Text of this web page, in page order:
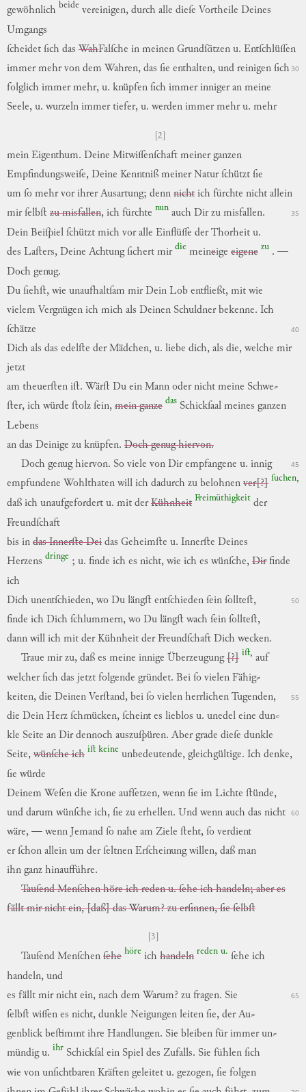
gewöhnlich beide vereinigen, durch alle dieſe Vortheile Deines
Umgangs
ſcheidet ſich das WahFalſche in meinen Grundſätzen u. Entſchlüſſen
immer mehr von dem Wahren, das ſie enthalten, und reinigen ſich 30
folglich immer mehr, u. knüpfen ſich immer inniger an meine
Seele, u. wurzeln immer tiefer, u. werden immer mehr u. mehr
[2]
mein Eigenthum. Deine Mitwiſſenſchaft meiner ganzen
Empfindungsweiſe, Deine Kenntniß meiner Natur ſchützt ſie
um ſo mehr vor ihrer Ausartung; denn nicht ich fürchte nicht allein
35
mir ſelbſt zu misfallen, ich fürchte nun auch Dir zu misfallen.
Dein Beiſpiel ſchützt mich vor alle Einflüſſe der Thorheit u.
des Laſters, Deine Achtung ſichert mir die meineige eigene zu . —
Doch genug.
Du ſiehſt, wie unaufhaltſam mir Dein Lob entfließt, mit wie
vielem Vergnügen ich mich als Deinen Schuldner bekenne. Ich
ſchätze
40
Dich als das edelſte der Mädchen, u. liebe dich, als die, welche mir
jetzt
am theuerſten iſt. Wärſt Du ein Mann oder nicht meine Schwe⸗
ſter, ich würde ſtolz ſein, mein ganze das Schickſaal meines ganzen
Lebens
an das Deinige zu knüpfen. Doch genug hiervon.
Doch genug hiervon. So viele von Dir empfangene u. innig 45
empfundene Wohlthaten will ich dadurch zu belohnen ver[?] ſuchen,
daß ich unaufgefordert u. mit derKühnheit Freimüthigkeit der
Freundſchaft
bis in das Innerſte Dei das Geheimſte u. Innerſte Deines
Herzens dringe ; u. finde ich es nicht, wie ich es wünſche, Dir finde
ich
Dich unentſchieden, wo Du längſt entſchieden ſein ſollteſt, 50
finde ich Dich ſchlummern, wo Du längſt wach ſein ſollteſt,
dann will ich mit der Kühnheit der Freundſchaft Dich wecken.
Traue mir zu, daß es meine innige Überzeugung[?] iſt, auf
welcher ſich das jetzt folgende gründet. Bei ſo vielen Fähig⸗
keiten, die Deinen Verſtand, bei ſo vielen herrlichen Tugenden, 55
die Dein Herz ſchmücken, ſcheint es lieblos u. unedel eine dun⸗
kle Seite an Dir dennoch auszuſpüren. Aber grade dieſe dunkle
Seite, wünſche ich iſt keine unbedeutende, gleichgültige. Ich denke,
ſie würde
Deinem Weſen die Krone aufſetzen, wenn ſie im Lichte ſtünde,
und darum wünſche ich, ſie zu erhellen. Und wenn auch das nicht 60
wäre, — wenn Jemand ſo nahe am Ziele ſteht, ſo verdient
er ſchon allein um der ſeltnen Erſcheinung willen, daß man
ihn ganz hinaufführe.
Tauſend Menſchen höre ich reden u. ſehe ich handeln; aber es
fällt mir nicht ein, [daß] das Warum? zu erſinnen, ſie ſelbſt
[3]
Tauſend Menſchen ſehe höre ich handeln reden u. ſehe ich
handeln, und
es fällt mir nicht ein, nach dem Warum? zu fragen. Sie 65
ſelbſt wiſſen es nicht, dunkle Neigungen leiten ſie, der Au⸗
genblick beſtimmt ihre Handlungen. Sie bleiben für immer un⸗
mündigu. ihr Schickſal ein Spiel des Zufalls. Sie fühlen ſich
wie von unſichtbaren Kräften geleitet u. gezogen, ſie folgen